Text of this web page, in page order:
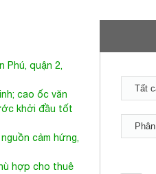
Phú, quận 2,
cao ốc văn
khởi đầu tốt
cảm hứng,
hợp cho thuê